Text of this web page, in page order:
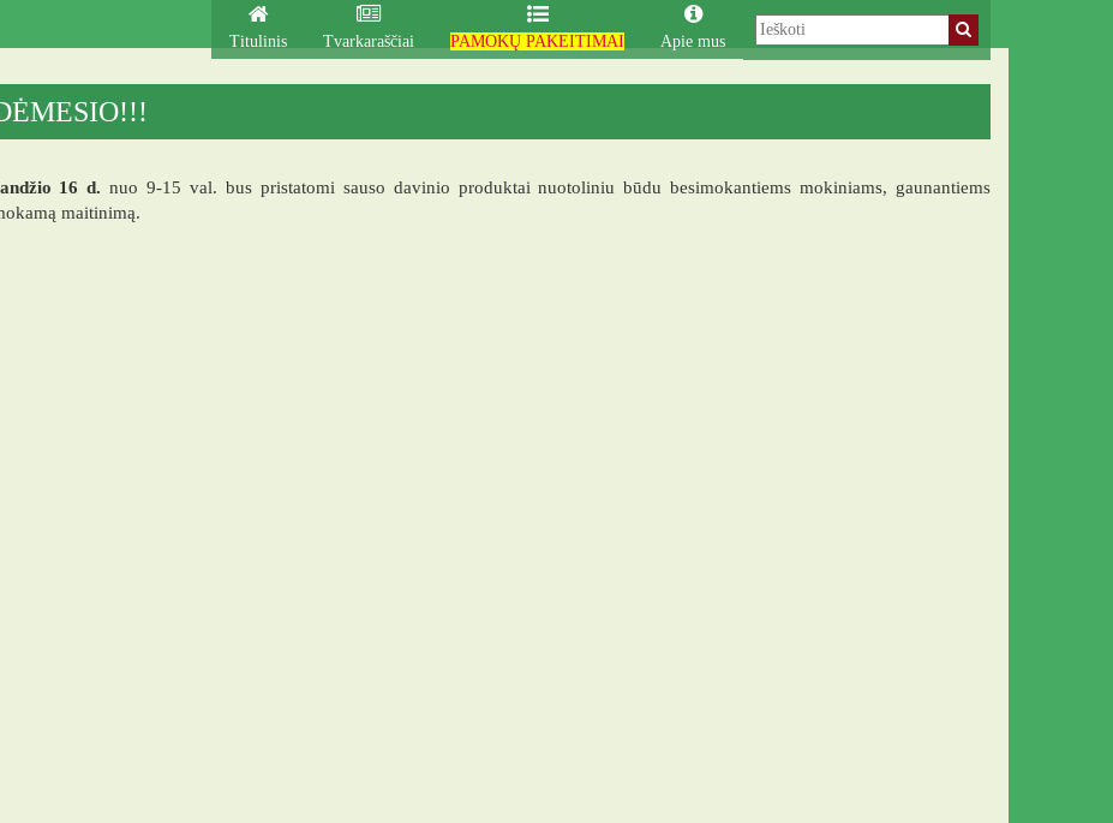
Titulinis Tvarkaraščiai PAMOKŲ PAKEITIMAI Apie mus
16 d. nuo 9-15 val. bus pristatomi sauso davinio produktai nuotoliniu būdu besimokantiems mokiniams, gaunantiems
maitinimą.